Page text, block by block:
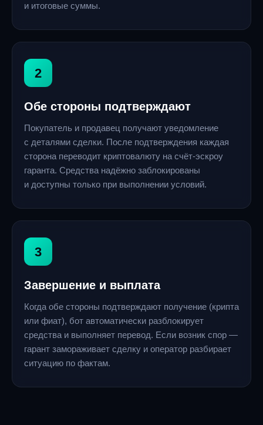
и итоговые суммы.
2
Обе стороны подтверждают
Покупатель и продавец получают уведомление
с деталями сделки. После подтверждения каждая
сторона переводит криптовалюту на счёт-эскроу
гаранта. Средства надёжно заблокированы
и доступны только при выполнении условий.
3
Завершение и выплата
Когда обе стороны подтверждают получение (крипта
или фиат), бот автоматически разблокирует
средства и выполняет перевод. Если возник спор —
гарант замораживает сделку и оператор разбирает
ситуацию по фактам.